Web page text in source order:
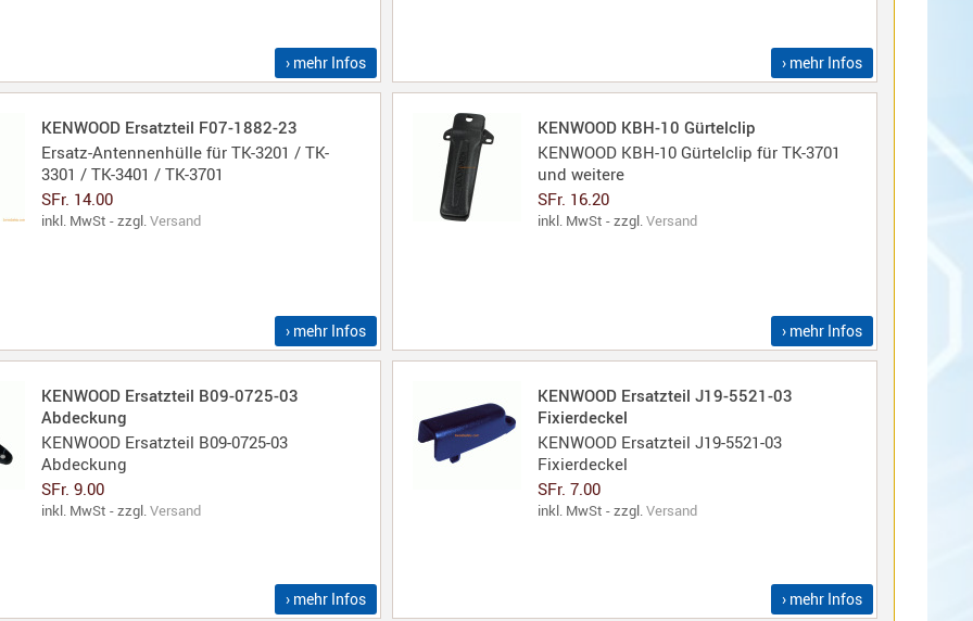
› mehr Infos › mehr Infos
KENWOOD Ersatzteil F07-1882-23
Ersatz-Antennenhülle für TK-3201 / TK-
3301 / TK-3401 / TK-3701
SFr. 14.00
inkl. MwSt - zzgl.Versand
› mehr Infos
KENWOOD KBH-10 Gürtelclip
KENWOOD KBH-10 Gürtelclip für TK-3701
und weitere
SFr. 16.20
inkl. MwSt - zzgl.Versand
› mehr Infos
KENWOOD Ersatzteil B09-0725-03
Abdeckung
KENWOOD Ersatzteil B09-0725-03
Abdeckung
SFr. 9.00
inkl. MwSt - zzgl.Versand
› mehr Infos
KENWOOD Ersatzteil J19-5521-03
Fixierdeckel
KENWOOD Ersatzteil J19-5521-03
Fixierdeckel
SFr. 7.00
inkl. MwSt - zzgl.Versand
› mehr Infos